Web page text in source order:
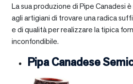
La sua produzione di Pipe Canadesi
agli artigiani di trovare una radica
e di qualità per realizzare la tipica
inconfondibile.
Pipa Canadese